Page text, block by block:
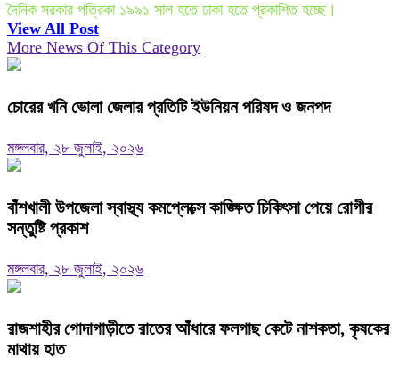
দৈনিক সরকার পত্রিকা ১৯৯১ সাল হতে ঢাকা হতে প্রকাশিত হচ্ছে।
View All Post
More News Of This Category
চোরের খনি ভোলা জেলার প্রতিটি ইউনিয়ন পরিষদ ও জনপদ
মঙ্গলবার, ২৮ জুলাই, ২০২৬
বাঁশখালী উপজেলা স্বাস্থ্য কমপ্লেক্সে কাঙ্ক্ষিত চিকিৎসা পেয়ে রোগীর
সন্তুষ্টি প্রকাশ
মঙ্গলবার, ২৮ জুলাই, ২০২৬
রাজশাহীর গোদাগাড়ীতে রাতের আঁধারে ফলগাছ কেটে নাশকতা, কৃষকের
মাথায় হাত